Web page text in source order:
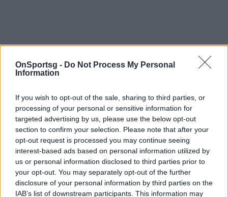
OnSportsg - Do Not Process My Personal
Information
If you wish to opt-out of the sale, sharing to third parties, or
processing of your personal or sensitive information for
targeted advertising by us, please use the below opt-out
section to confirm your selection. Please note that after your
opt-out request is processed you may continue seeing
interest-based ads based on personal information utilized by
us or personal information disclosed to third parties prior to
your opt-out. You may separately opt-out of the further
disclosure of your personal information by third parties on the
IAB’s list of downstream participants. This information may